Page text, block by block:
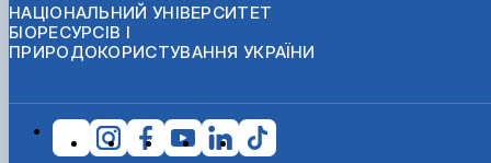
НАЦІОНАЛЬНИЙ УНІВЕРСИТЕТ
БІОРЕСУРСІВ І
ПРИРОДОКОРИСТУВАННЯ УКРАЇНИ